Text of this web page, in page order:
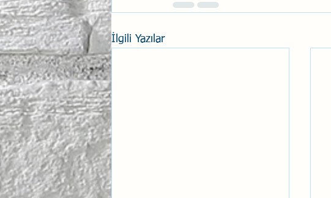
İlgili Yazılar